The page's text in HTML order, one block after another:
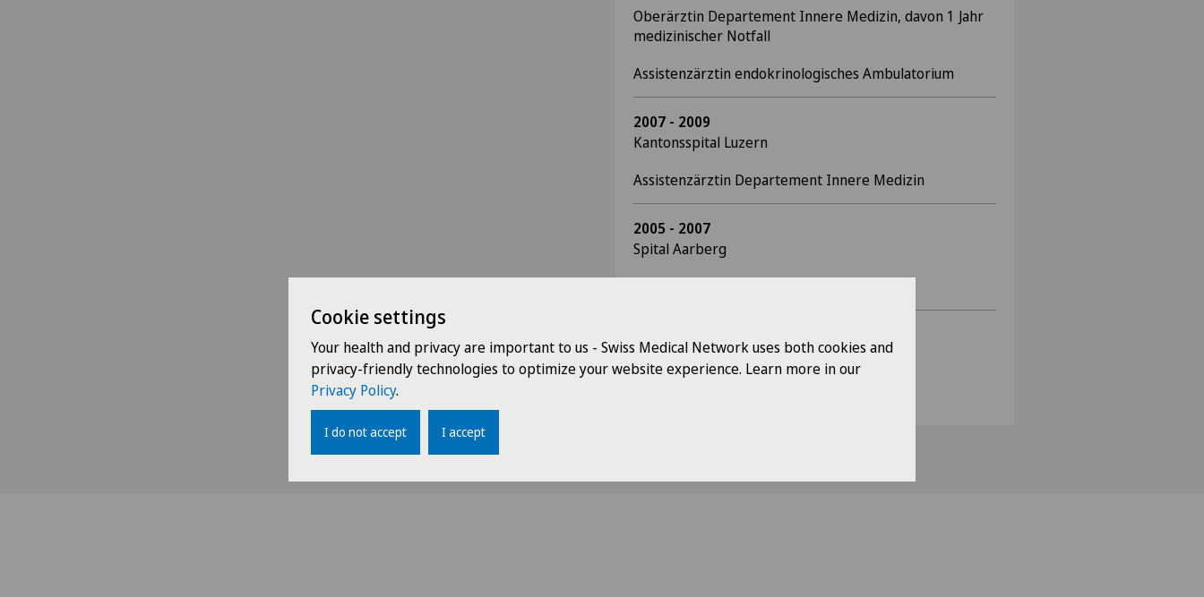
Oberärztin Departement Innere Medizin, davon 1 Jahr
medizinischer Notfall
Assistenzärztin endokrinologisches Ambulatorium
2007 - 2009
Kantonsspital Luzern
Assistenzärztin Departement Innere Medizin
2005 - 2007
Spital Aarberg
Spital Tiefenau Bern
Cookie settings
Your health and privacy are important to us - Swiss Medical Network uses both cookies and
privacy-friendly technologies to optimize your website experience. Learn more in our
Privacy Policy.
I do not accept I accept